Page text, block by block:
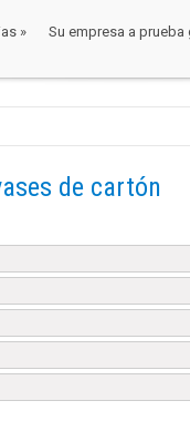
» Su empresa a prueba
de cartón